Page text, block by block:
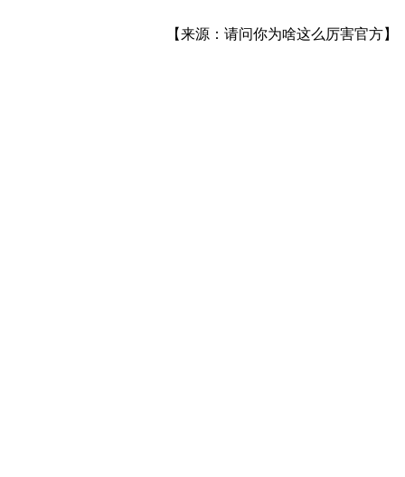
【来源：请问你为啥这么厉害官方】